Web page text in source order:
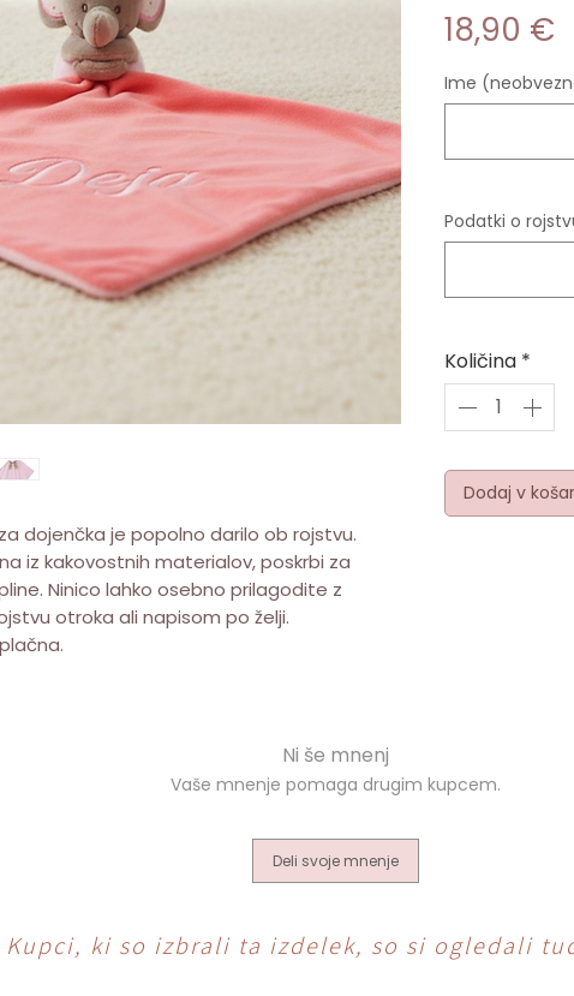
dojenčka je popolno darilo ob rojstvu.
iz kakovostnih materialov, poskrbi za
Ninico lahko osebno prilagodite z
otroka ali napisom po želji.
18,90 €
Ime
Podatki o
Količina *
Dodaj v
Deli svoje mnenje
Kupci, ki so izbrali ta izdelek, so si ogledali